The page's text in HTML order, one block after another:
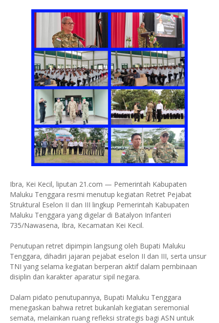
Ibra, Kei Kecil, liputan 21.com — Pemerintah Kabupaten
Maluku Tenggara resmi menutup kegiatan Retret Pejabat
Struktural Eselon II dan III lingkup Pemerintah Kabupaten
Maluku Tenggara yang digelar di Batalyon Infanteri
735/Nawasena, Ibra, Kecamatan Kei Kecil.
Penutupan retret dipimpin langsung oleh Bupati Maluku
Tenggara, dihadiri jajaran pejabat eselon II dan III, serta unsur
TNI yang selama kegiatan berperan aktif dalam pembinaan
disiplin dan karakter aparatur sipil negara.
Dalam pidato penutupannya, Bupati Maluku Tenggara
menegaskan bahwa retret bukanlah kegiatan seremonial
semata, melainkan ruang refleksi strategis bagi ASN untuk